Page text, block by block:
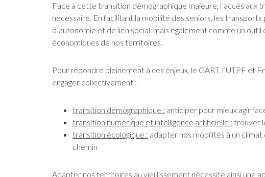
Face à cette transition démographique majeure, l’accès
nécessaire. En facilitant la mobilité des seniors, les
d’autonomie et de lien social, mais également comme un
économiques de nos territoires.
Pour répondre pleinement à ces enjeux, le GART, l’UTPF et
engager collectivement :
transition démographique : anticiper pour mieux agir
transition numérique et intelligence artificielle : trouver
transition écologique : adapter nos mobilités à un climat
chemin
Adapter nos territoires au vieillissement nécessite ainsi une